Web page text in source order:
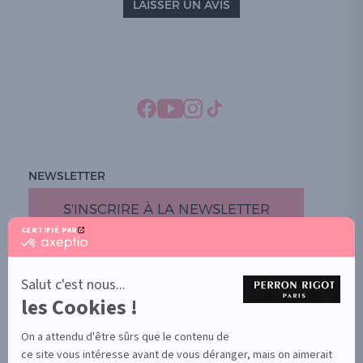
CERTIFIÉ PAR
certifié
En
savoir
plus
sur
Axeptio
Salut c'est nous...
les Cookies !
On a attendu d'être sûrs que le contenu de
ce site vous intéresse avant de vous déranger, mais on aimerait
LAISSER UN AVIS
NEWSLETTER
S'INSCRIRE À LA NEWSLETTER
BOUTIQUE PARTICULIERS
AIDE / FAQ
CONTACT